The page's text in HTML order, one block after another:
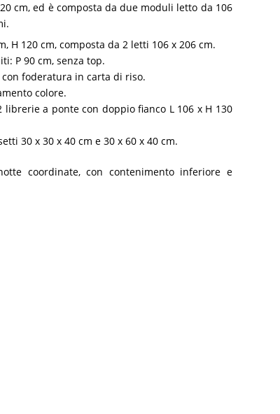
cm, ed è composta da due moduli letto da 106
H 120 cm, composta da 2 letti 106 x 206 cm.
P 90 cm, senza top.
foderatura in carta di riso.
colore.
a ponte con doppio fianco L 106 x H 130
30 x 30 x 40 cm e 30 x 60 x 40 cm.
coordinate, con contenimento inferiore e